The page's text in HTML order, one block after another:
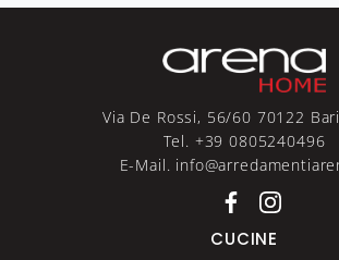
Via De Rossi, 56/60 70122
Tel. +39 0805240496
E-Mail.
CUCINE